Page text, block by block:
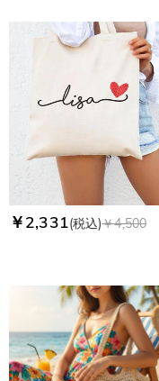
￥2,331(税込)￥4,500